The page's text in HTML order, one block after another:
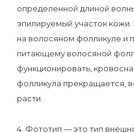
Противопоказания
к
эпиляции
Что
нужно
знать
определенной длиной
эпилируемый участок
на волосяном фолликуле и
питающему волосяной
функционировать,
фолликула прекращается,
расти.
4. Фототип — это тип